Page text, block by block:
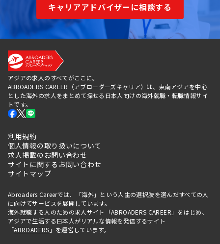
キャリアアドバイザーに相談する
アジアの求人のすべてがここに。
ABROADERS CAREER（アブローダーズキャリア）は、東南アジアを中心
とした海外の求人をまとめて探せる日本人向けの海外就職・転職情報サイ
トです。
利用規約
個人情報の取り扱いについて
求人掲載のお問い合わせ
サイトに関するお問い合わせ
サイトマップ
Abroaders Careerでは、「海外」という人生の選択肢を選んだすべての人
に向けてサービスを展開しています。
海外就職する人のための求人サイト「ABROADERS CAREER」をはじめ、
アジアで生活する日本人がリアルな情報を発信するサイト
「ABROADERS 」を運営しています。